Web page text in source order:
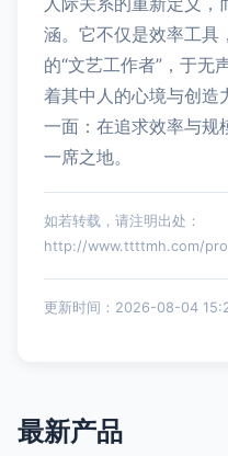
涵。它不仅是效率工具
的“文艺工作者”，于无
着其中人的心境与创造
一面：在追求效率与规
一席之地。
如若转载，请注明出处：
http://www.ttttmh.com/
更新时间：2026-08-04
最新产品